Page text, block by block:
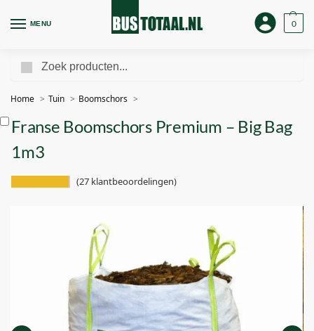
MENU 0
Home Tuin Boomschors
Franse Boomschors Premium – Big Bag
1m3
(27 klantbeoordelingen)